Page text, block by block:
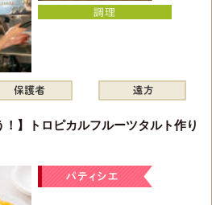
！】トロピカルフルーツタルト作り